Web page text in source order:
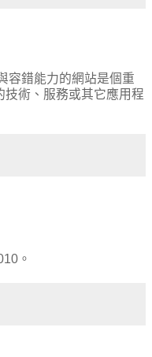
容錯能力的網站是個重
技術、服務或其它應用程
。